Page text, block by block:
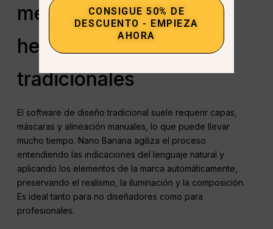
mejor que las
herramientas
tradicionales
El software de diseño tradicional suele requerir capas,
máscaras y alineación manuales, lo que puede llevar
mucho tiempo. Nano Banana agiliza el proceso
entendiendo las indicaciones del lenguaje natural y
aplicando los elementos de la marca automáticamente,
preservando el realismo, la iluminación y la composición.
Es ideal tanto para no diseñadores como para
profesionales.
CONSIGUE 50% DE
DESCUENTO - EMPIEZA
AHORA